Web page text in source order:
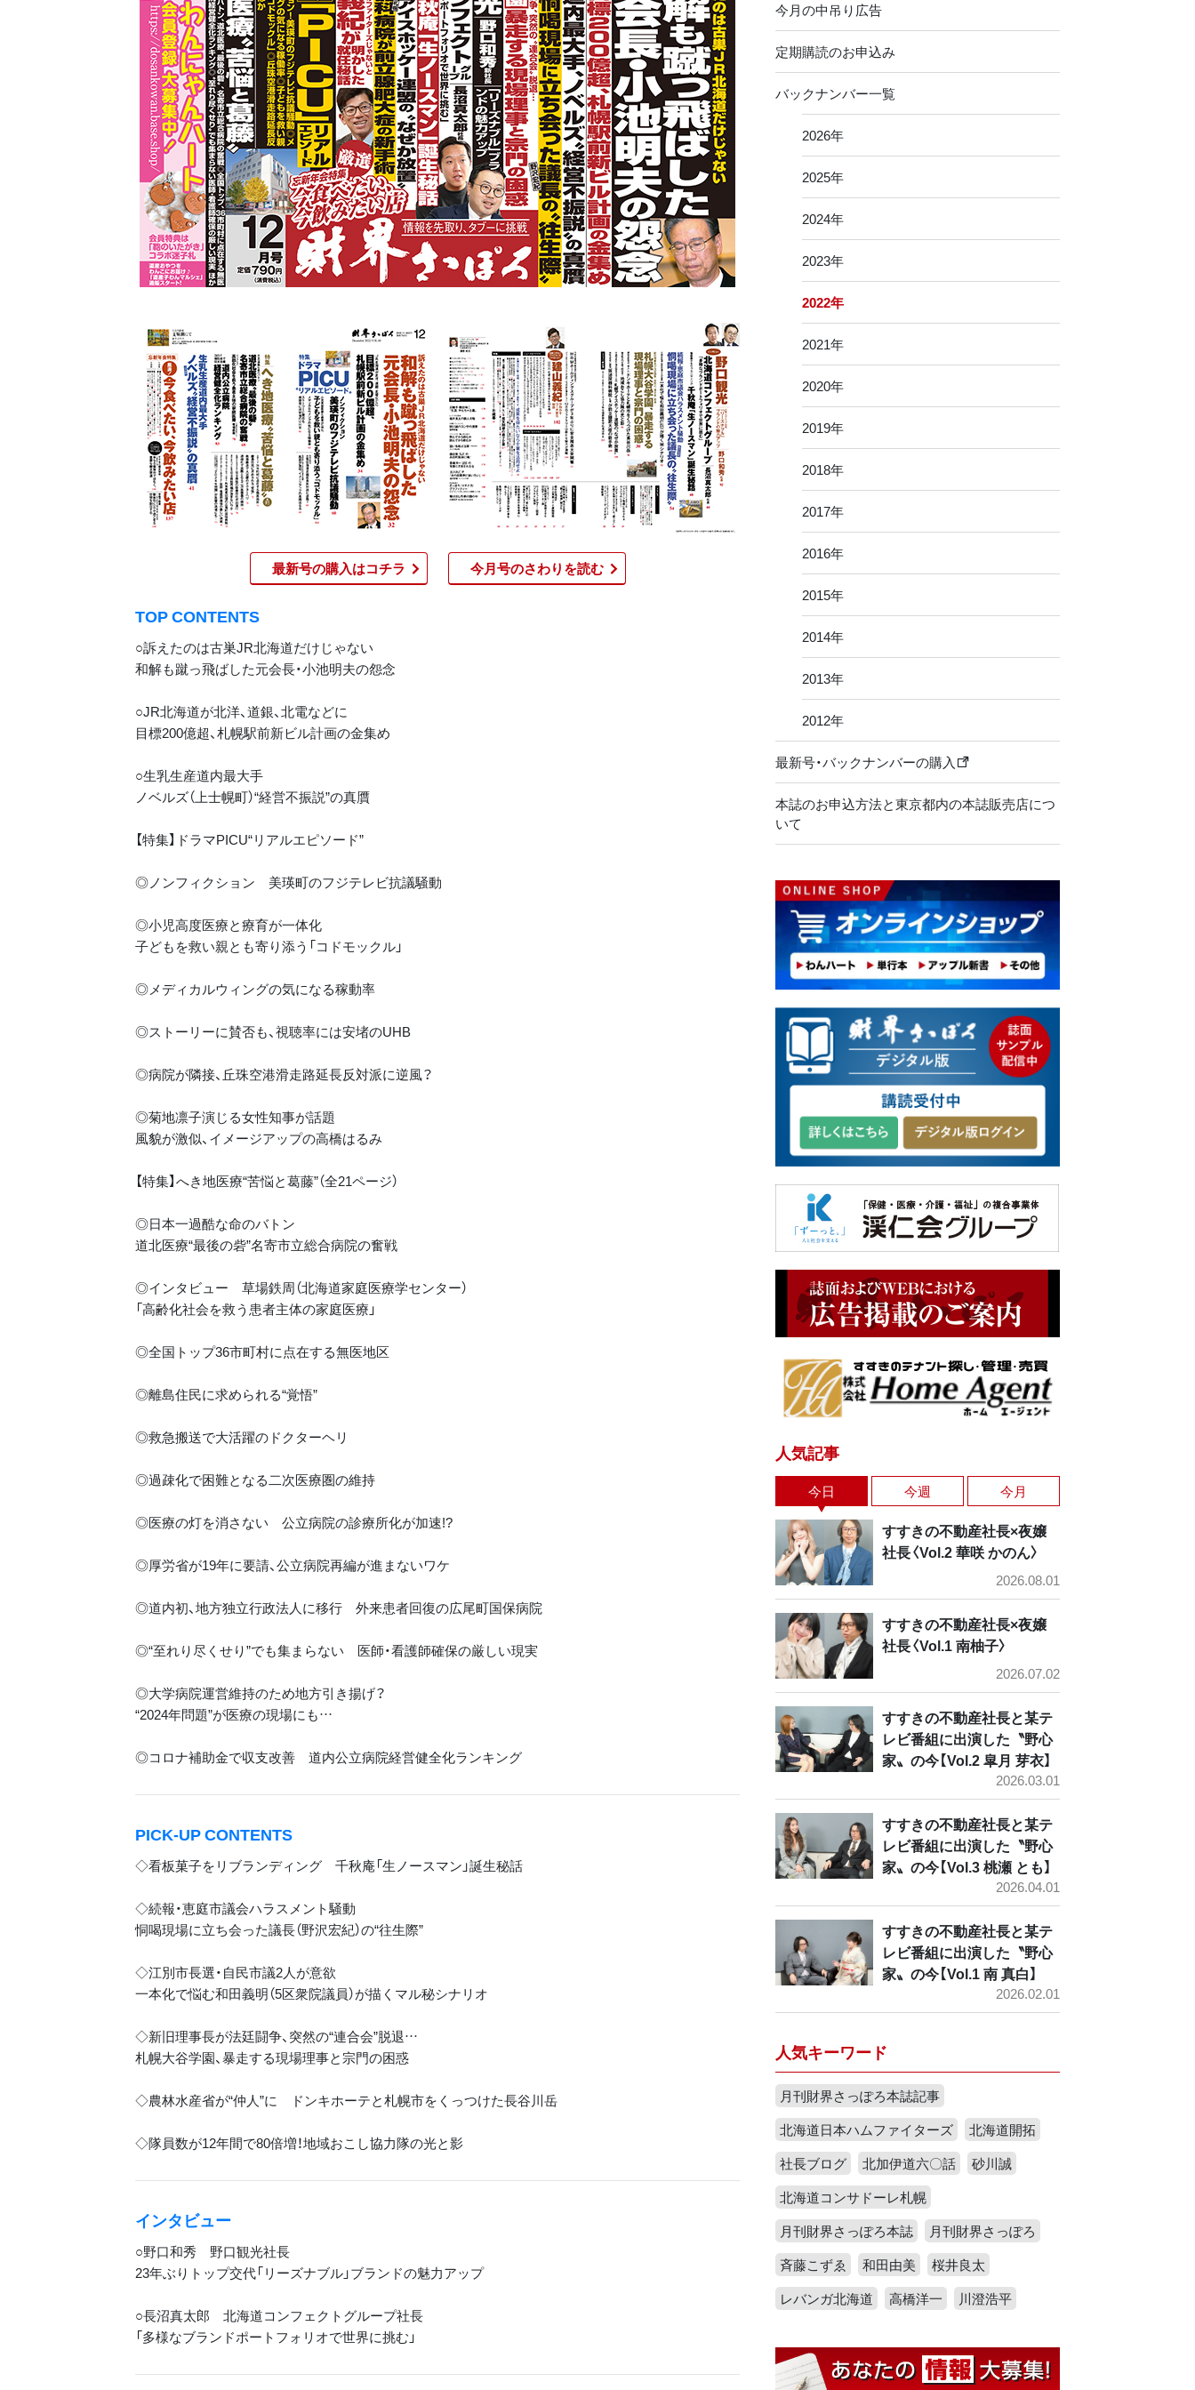
最新号の購入はコチラ 今月号のさわりを読む​
TOP CONTENTS
○訴えたのは古巣JR北海道だけじゃない
和解も蹴っ飛ばした元会長・小池明夫の怨念
○JR北海道が北洋、道銀、北電などに
目標200億超、札幌駅前新ビル計画の金集め
○生乳生産道内最大手
ノベルズ（上士幌町）“経営不振説”の真贋
【特集】ドラマPICU“リアルエピソード”
◎ノンフィクション 美瑛町のフジテレビ抗議騒動
◎小児高度医療と療育が一体化
子どもを救い親とも寄り添う「コドモックル」
◎メディカルウィングの気になる稼動率
◎ストーリーに賛否も、視聴率には安堵のUHB
◎病院が隣接、丘珠空港滑走路延長反対派に逆風？
◎菊地凛子演じる女性知事が話題
風貌が激似、イメージアップの高橋はるみ
【特集】へき地医療“苦悩と葛藤”（全21ページ）
◎日本一過酷な命のバトン
道北医療“最後の砦”名寄市立総合病院の奮戦
◎インタビュー 草場鉄周（北海道家庭医療学センター）
「高齢化社会を救う患者主体の家庭医療」
◎全国トップ36市町村に点在する無医地区
◎離島住民に求められる“覚悟”
◎救急搬送で大活躍のドクターヘリ
◎過疎化で困難となる二次医療圏の維持
◎医療の灯を消さない 公立病院の診療所化が加速!?
◎厚労省が19年に要請、公立病院再編が進まないワケ
◎道内初、地方独立行政法人に移行 外来患者回復の広尾町国保病院
◎“至れり尽くせり”でも集まらない 医師・看護師確保の厳しい現実
◎大学病院運営維持のため地方引き揚げ？
“2024年問題”が医療の現場にも…
◎コロナ補助金で収支改善 道内公立病院経営健全化ランキング
PICK-UP CONTENTS
◇看板菓子をリブランディング 千秋庵「生ノースマン」誕生秘話
◇続報・恵庭市議会ハラスメント騒動
恫喝現場に立ち会った議長（野沢宏紀）の“往生際”
◇江別市長選・自民市議2人が意欲
一本化で悩む和田義明（5区衆院議員）が描くマル秘シナリオ
◇新旧理事長が法廷闘争、突然の“連合会”脱退…
札幌大谷学園、暴走する現場理事と宗門の困惑
◇農林水産省が“仲人”に ドンキホーテと札幌市をくっつけた長谷川岳
◇隊員数が12年間で80倍増！地域おこし協力隊の光と影
インタビュー
○野口和秀 野口観光社長
23年ぶりトップ交代「リーズナブル」ブランドの魅力アップ
○長沼真太郎 北海道コンフェクトグループ社長
「多様なブランドポートフォリオで世界に挑む」
今月の中吊り広告
定期購読のお申込み
バックナンバー一覧
2026年
2025年
2024年
2023年
2022年
2021年
2020年
2019年
2018年
2017年
2016年
2015年
2014年
2013年
2012年
最新号・バックナンバーの購入
本誌のお申込方法と東京都内の本誌販売店につ
いて
人気記事
今日 今週 今月
すすきの不動産社長×夜嬢
社長〈Vol.2 華咲 かのん〉
2026.08.01
すすきの不動産社長×夜嬢
社長〈Vol.1 南柚子〉
2026.07.02
すすきの不動産社長と某テ
レビ番組に出演した〝野心
家〟の今【Vol.2 皐月 芽衣】
2026.03.01
すすきの不動産社長と某テ
レビ番組に出演した〝野心
家〟の今【Vol.3 桃瀬 とも】
2026.04.01
すすきの不動産社長と某テ
レビ番組に出演した〝野心
家〟の今【Vol.1 南 真白】
2026.02.01
人気キーワード
月刊財界さっぽろ本誌記事
北海道日本ハムファイターズ
北海道開拓
社長ブログ
北加伊道六〇話
砂川誠
北海道コンサドーレ札幌
月刊財界さっぽろ本誌
月刊財界さっぽろ
斉藤こずゑ
和田由美
桜井良太
レバンガ北海道
高橋洋一 川澄浩平